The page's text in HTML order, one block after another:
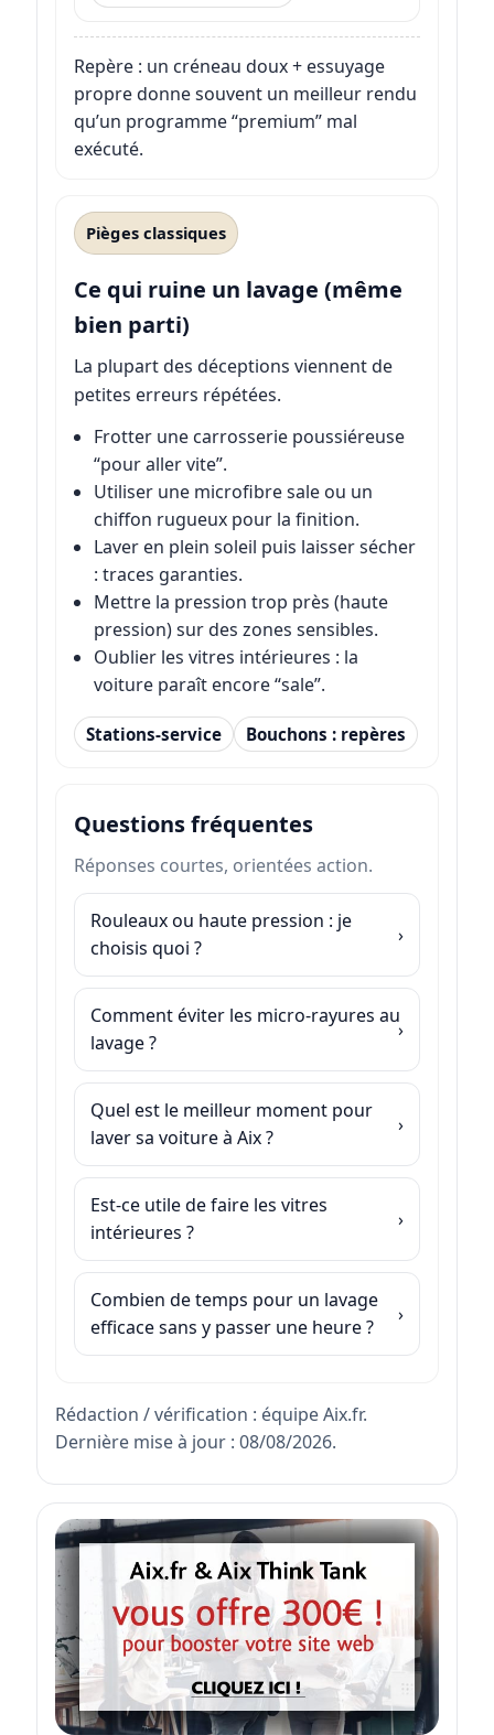
Repère : un créneau doux + essuyage
propre donne souvent un meilleur rendu
qu’un programme “premium” mal
exécuté.
Pièges classiques
Ce qui ruine un lavage (même
bien parti)
La plupart des déceptions viennent de
petites erreurs répétées.
Frotter une carrosserie poussiéreuse
“pour aller vite”.
Utiliser une microfibre sale ou un
chiffon rugueux pour la finition.
Laver en plein soleil puis laisser sécher
: traces garanties.
Mettre la pression trop près (haute
pression) sur des zones sensibles.
Oublier les vitres intérieures : la
voiture paraît encore “sale”.
Stations-service Bouchons : repères
Questions fréquentes
Réponses courtes, orientées action.
Rouleaux ou haute pression : je
choisis quoi ?
Comment éviter les micro-rayures au
lavage ?
Quel est le meilleur moment pour
laver sa voiture à Aix ?
Est-ce utile de faire les vitres
intérieures ?
Combien de temps pour un lavage
efficace sans y passer une heure ?
Rédaction / vérification : équipe Aix.fr.
Dernière mise à jour : 08/08/2026.